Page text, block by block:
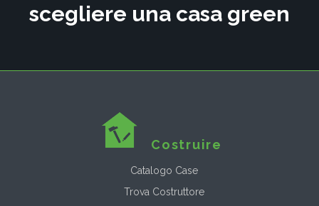
scegliere una casa green
Costruire
Catalogo Case
Trova Costruttore